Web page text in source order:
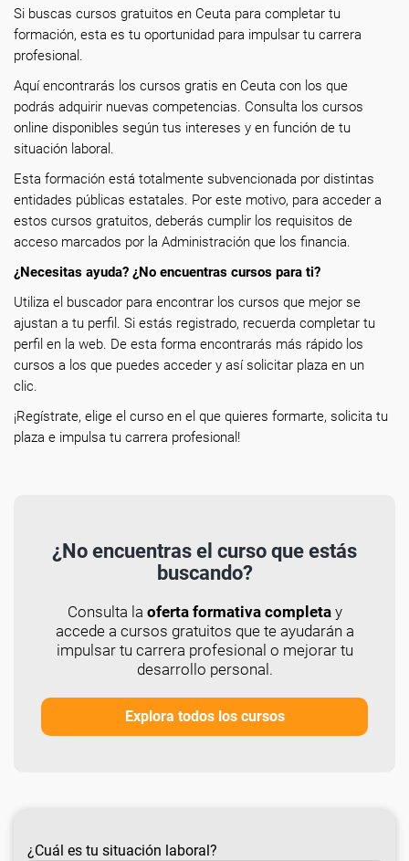
Si buscas cursos gratuitos en Ceuta para completar tu
formación, esta es tu oportunidad para impulsar tu carrera
profesional.
Aquí encontrarás los cursos gratis en Ceuta con los que
podrás adquirir nuevas competencias. Consulta los cursos
online disponibles según tus intereses y en función de tu
situación laboral.
Esta formación está totalmente subvencionada por distintas
entidades públicas estatales. Por este motivo, para acceder a
estos cursos gratuitos, deberás cumplir los requisitos de
acceso marcados por la Administración que los financia.
¿Necesitas ayuda? ¿No encuentras cursos para ti?
Utiliza el buscador para encontrar los cursos que mejor se
ajustan a tu perfil. Si estás registrado, recuerda completar tu
perfil en la web. De esta forma encontrarás más rápido los
cursos a los que puedes acceder y así solicitar plaza en un
clic.
¡Regístrate, elige el curso en el que quieres formarte, solicita tu
plaza e impulsa tu carrera profesional!
¿No encuentras el curso que estás
buscando?
Consulta la oferta formativa completay
accede a cursos gratuitos que te ayudarán a
impulsar tu carrera profesional o mejorar tu
desarrollo personal.
Explora todos los cursos
¿Cuál es tu situación laboral?